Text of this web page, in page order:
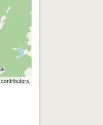
contributors